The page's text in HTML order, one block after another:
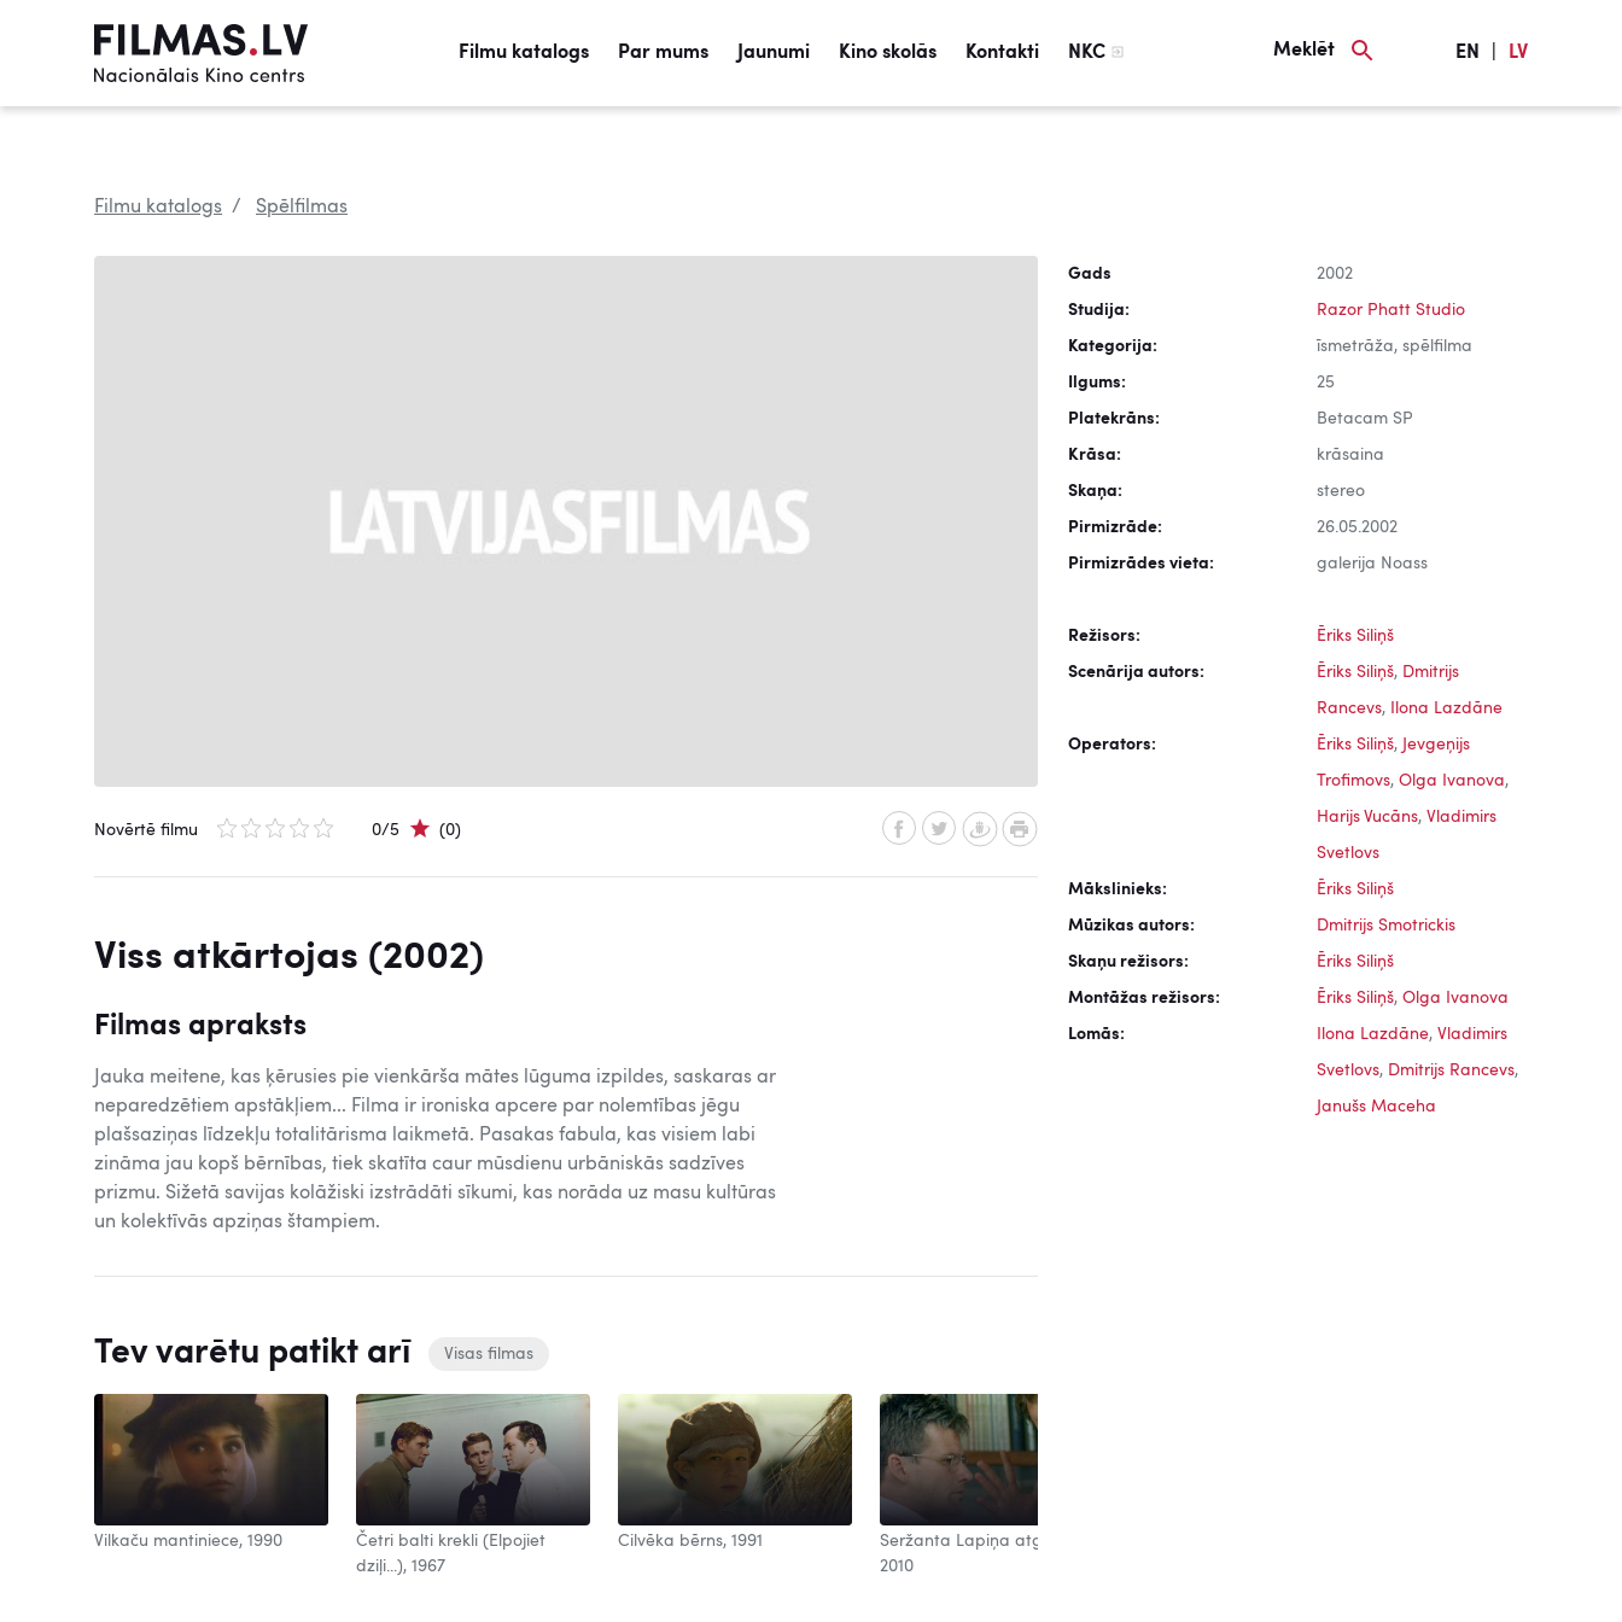
Filmu katalogs Par mums Jaunumi Kino skolās Kontakti NKC Meklēt EN LV
Filmu katalogs Spēlfilmas
Novērtē filmu 0/5 (0)
Viss atkārtojas (2002)
Filmas apraksts
Jauka meitene, kas ķērusies pie vienkārša mātes lūguma izpildes, saskaras ar
neparedzētiem apstākļiem... Filma ir ironiska apcere par nolemtības jēgu
plašsaziņas līdzekļu totalitārisma laikmetā. Pasakas fabula, kas visiem labi
zināma jau kopš bērnības, tiek skatīta caur mūsdienu urbāniskās sadzīves
prizmu. Sižetā savijas kolāžiski izstrādāti sīkumi, kas norāda uz masu kultūras
un kolektīvās apziņas štampiem.
Tev varētu patikt arī Visas filmas
Vilkaču mantiniece, 1990
Četri balti krekli (Elpojiet
dziļi...), 1967
Cilvēka bērns, 1991
Seržanta Lapiņa atgriešanās,
2010
Gads 2002
Studija: Razor Phatt Studio
Kategorija: īsmetrāža, spēlfilma
Ilgums: 25
Platekrāns: Betacam SP
Krāsa: krāsaina
Skaņa: stereo
Pirmizrāde: 26.05.2002
Pirmizrādes vieta: galerija Noass
Režisors: Ēriks Siliņš
Scenārija autors: Ēriks Siliņš, Dmitrijs
Rancevs, Ilona Lazdāne
Operators: Ēriks Siliņš, Jevgeņijs
Trofimovs, Olga Ivanova,
Harijs Vucāns, Vladimirs
Svetlovs
Mākslinieks: Ēriks Siliņš
Mūzikas autors: Dmitrijs Smotrickis
Skaņu režisors: Ēriks Siliņš
Montāžas režisors: Ēriks Siliņš, Olga Ivanova
Lomās: Ilona Lazdāne, Vladimirs
Svetlovs, Dmitrijs Rancevs,
Janušs Maceha